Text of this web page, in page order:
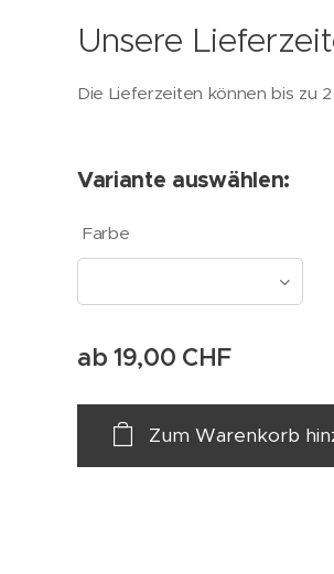
Unsere
Die Lieferzeiten können bis zu
Variante auswählen:
Farbe
ab19,00 CHF
Zum Warenkorb